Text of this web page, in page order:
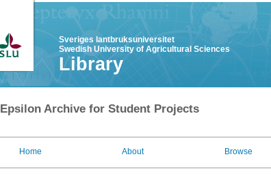
Sveriges lantbruksuniversitet
Swedish University of Agricultural Sciences
Library
Epsilon Archive for Student Projects
Home About Browse